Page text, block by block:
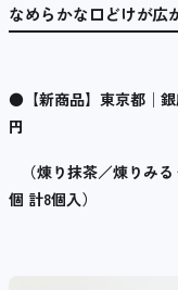
なめらかな口どけが広
● 【新商品】東京都│
円
（煉り抹茶／煉りみ
個 計8個入）